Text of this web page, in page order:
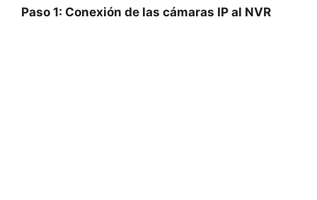
Paso 1: Conexión de las cámaras IP al NVR